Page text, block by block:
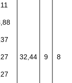
32,44 9 8